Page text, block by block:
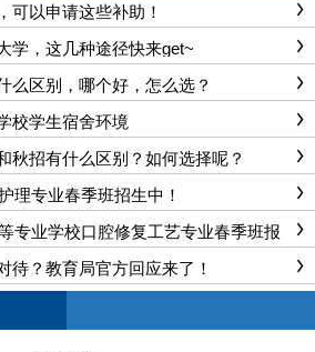
可以申请这些补助！
学，这几种途径快来get~
么区别，哪个好，怎么选？
校学生宿舍环境
秋招有什么区别？如何选择呢？
理专业春季班招生中！
专业学校口腔修复工艺专业春季班报
待？教育局官方回应来了！